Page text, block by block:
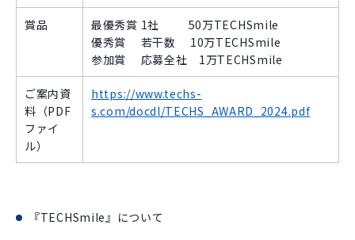
賞品
最優秀賞 1社 50万TECHSmile
優秀賞 若干数 10万TECHSmile
参加賞 応募全社 1万TECHSmile
ご案内資
料（PDF
ファイ
ル）
https://www.techs-
s.com/docdl/TECHS_AWARD_2024.pdf
『TECHSmile』について